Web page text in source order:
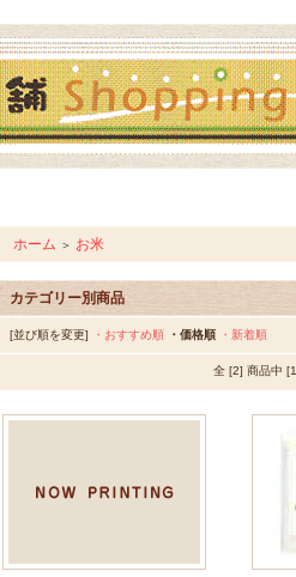
ホーム ＞ お米
カテゴリー別商品
[並び順を変更] ・おすすめ順 ・価格順 ・新着順
全 [2] 商品中